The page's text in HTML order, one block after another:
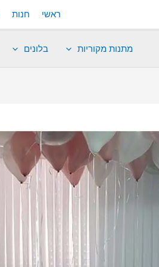
ראשי חנות
מתנות מקוריות בלונים